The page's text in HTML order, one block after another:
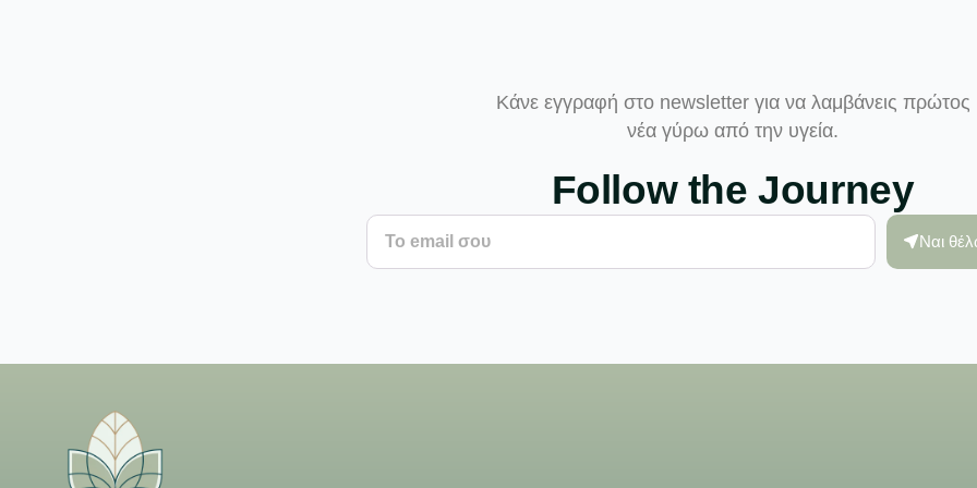
Κάνε εγγραφή στο newsletter για να λαμβάνεις πρώτος
νέα γύρω από την υγεία.
Follow the Journey
Ναι